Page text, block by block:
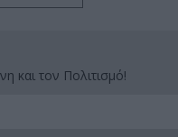
και τον Πολιτισμό!